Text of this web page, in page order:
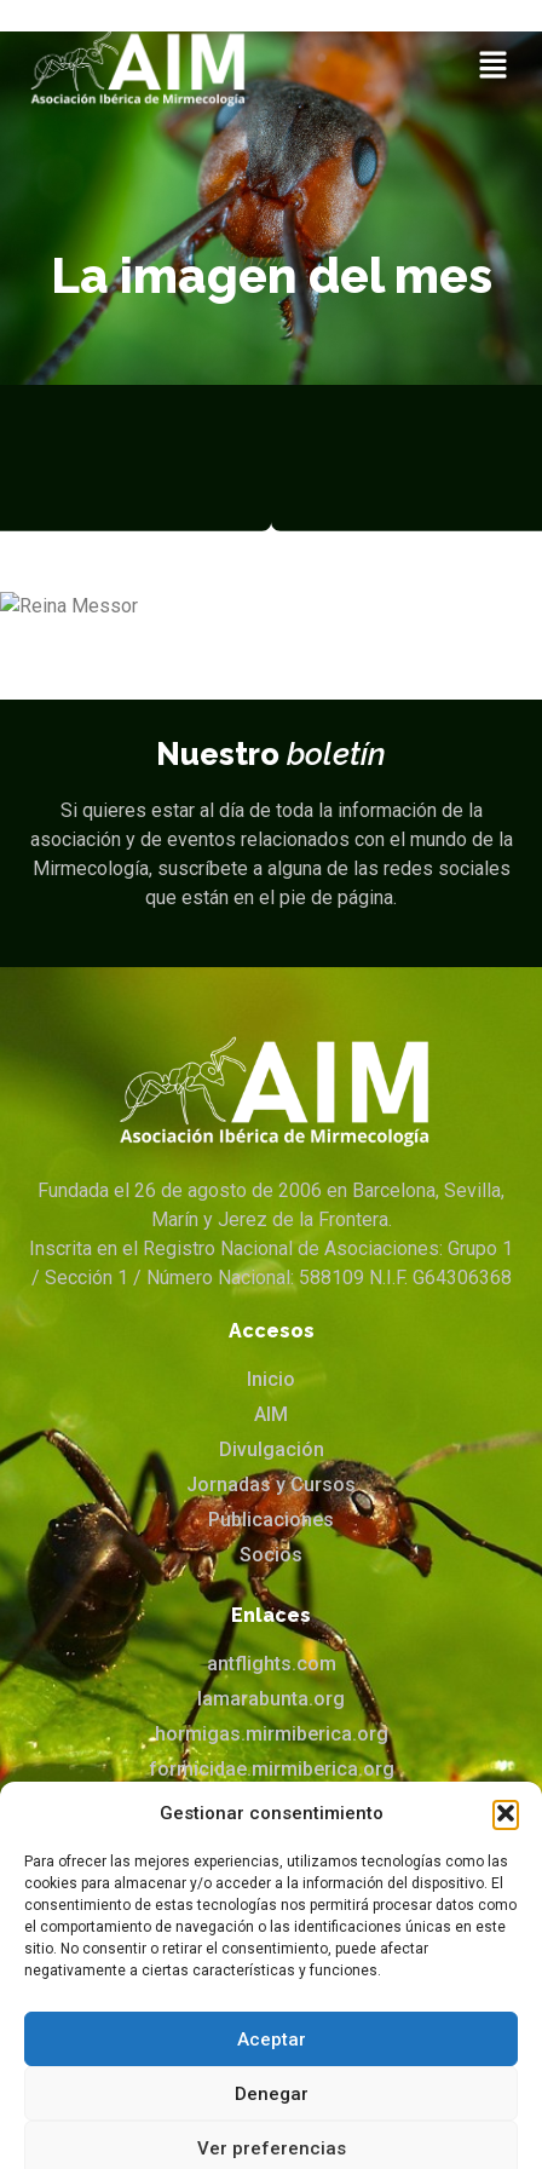
Gestionar consentimiento
Para ofrecer las mejores experiencias, utilizamos tecnologías como las
cookies para almacenar y/o acceder a la información del dispositivo. El
consentimiento de estas tecnologías nos permitirá procesar datos como
el comportamiento de navegación o las identificaciones únicas en este
sitio. No consentir o retirar el consentimiento, puede afectar
negativamente a ciertas características y funciones.
Aceptar
Denegar
Ver preferencias
La imagen del mes
Nuestro boletín
Si quieres estar al día de toda la información de la
asociación y de eventos relacionados con el mundo de la
Mirmecología, suscríbete a alguna de las redes sociales
que están en el pie de página.
Fundada el 26 de agosto de 2006 en Barcelona, Sevilla,
Marín y Jerez de la Frontera.
Inscrita en el Registro Nacional de Asociaciones: Grupo 1
/ Sección 1 / Número Nacional: 588109 N.I.F. G64306368
Accesos
Inicio
AIM
Divulgación
Jornadas y Cursos
Publicaciones
Socios
Enlaces
antflights.com
lamarabunta.org
hormigas.mirmiberica.org
formicidae.mirmiberica.org
mirmecologia.jimdofree.com
Contacto
Puedes contactar con nosotros mediante el
formulario
© 2026 Todos los derechos reservados –